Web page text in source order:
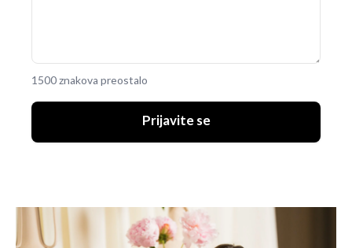
1500 znakova preostalo
Prijavite se